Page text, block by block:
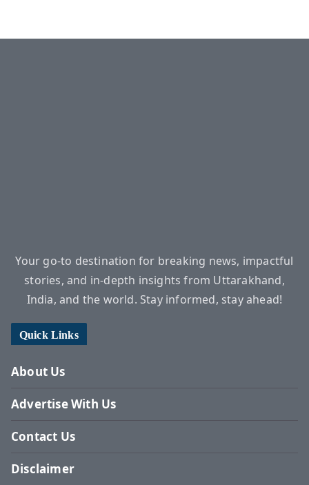
Your go-to destination for breaking news, impactful
stories, and in-depth insights from Uttarakhand,
India, and the world. Stay informed, stay ahead!
Quick Links
About Us
Advertise With Us
Contact Us
Disclaimer